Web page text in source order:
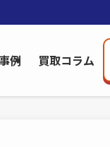
例 買取コラム